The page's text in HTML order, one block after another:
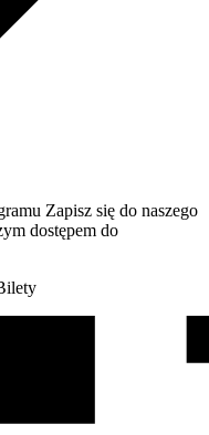
Zapisz się do naszego
dostępem do